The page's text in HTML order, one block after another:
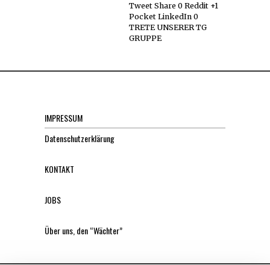
Tweet Share 0 Reddit +1
Pocket LinkedIn 0
TRETE UNSERER TG
GRUPPE
IMPRESSUM
Datenschutzerklärung
KONTAKT
JOBS
Über uns, den “Wächter”